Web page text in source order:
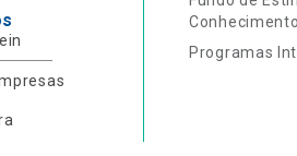
Conhecimento
Programas